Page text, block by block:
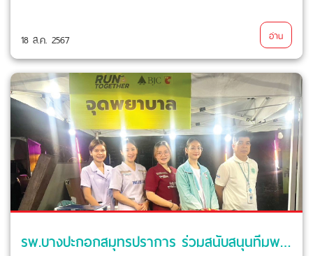
18 ส.ค. 2567 อ่าน
รพ.บางปะกอกสมุทรปราการ ร่วมสนับสนุนทีมพยาบาลและรถพยาบาลฉุกเฉิน